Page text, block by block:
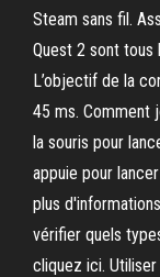
Steam sans fil.
Quest 2 sont tous
L’objectif de la
45 ms. Comment
la souris pour
appuie pour
plus
vérifier quels
cliquez ici.